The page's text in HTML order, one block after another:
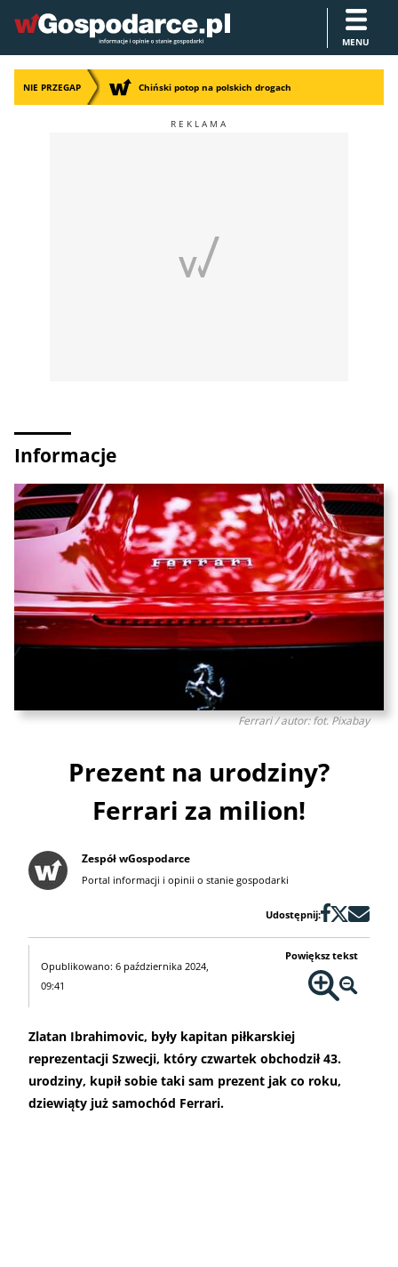
MENU
NIE PRZEGAP Chiński potop na polskich drogach
Informacje
Ferrari / autor: fot. Pixabay
Prezent na urodziny?
Ferrari za milion!
Zespół wGospodarce
Portal informacji i opinii o stanie gospodarki
Udostępnij:
Opublikowano: 6 października 2024,
09:41
Powiększ tekst
Zlatan Ibrahimovic, były kapitan piłkarskiej
reprezentacji Szwecji, który czwartek obchodził 43.
urodziny, kupił sobie taki sam prezent jak co roku,
dziewiąty już samochód Ferrari.